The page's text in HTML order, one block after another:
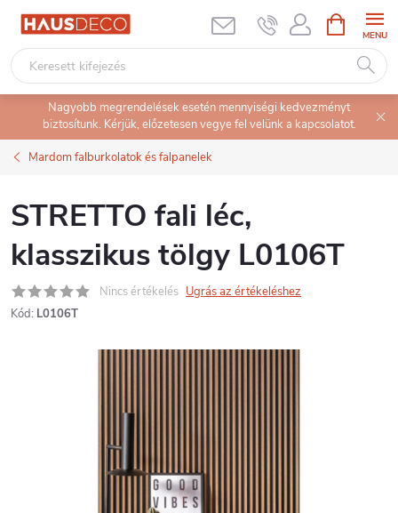
Ugrás
tartalomhoz
KOSÁR
Nagyobb megrendelések esetén mennyiségi kedvezményt
biztosítunk. Kérjük, előzetesen vegye fel velünk a kapcsolatot.
Mardom falburkolatok és falpanelek
STRETTO fali léc,
klasszikus tölgy L0106T
Nincs értékelés Ugrás az értékeléshez
Kód: L0106T